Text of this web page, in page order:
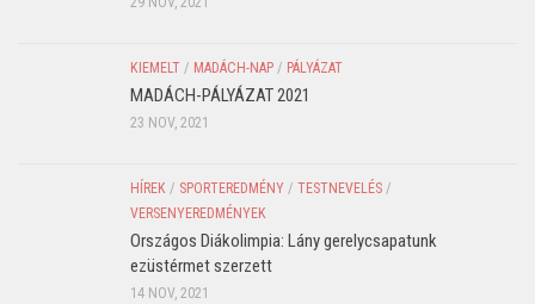
KIEMELT / MADÁCH-NAP / PÁLYÁZAT
MADÁCH-PÁLYÁZAT 2021
23 NOV, 2021
HÍREK / SPORTEREDMÉNY / TESTNEVELÉS /
VERSENYEREDMÉNYEK
Országos Diákolimpia: Lány gerelycsapatunk
ezüstérmet szerzett
14 NOV, 2021